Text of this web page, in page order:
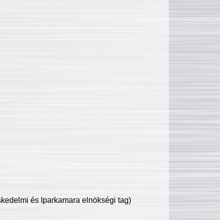
és Iparkamara elnökségi tag)